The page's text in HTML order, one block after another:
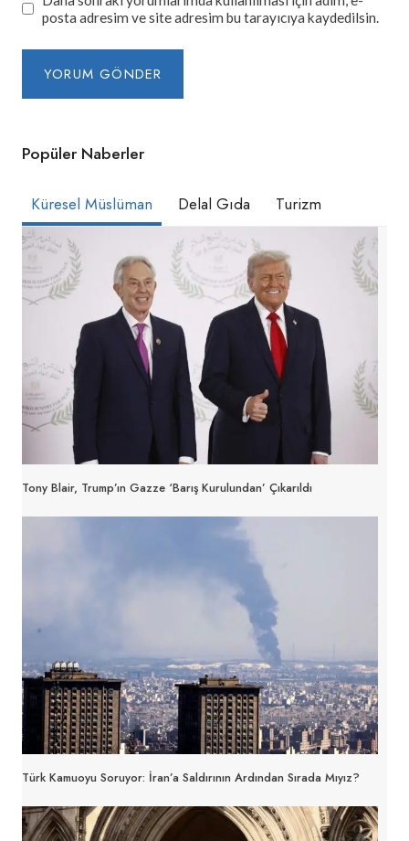
posta adresim ve site adresim bu tarayıcıya kaydedilsin.
Popüler Naberler
Küresel Müslüman Delal Gıda Turizm
Tony Blair, Trump’ın Gazze ‘barış Kurulundan’ Çıkarıldı
Türk Kamuoyu Soruyor: İran’a Saldırının Ardından Sırada Mıyız?